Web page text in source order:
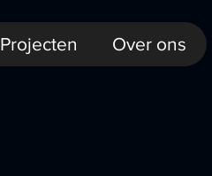
Projecten Over ons